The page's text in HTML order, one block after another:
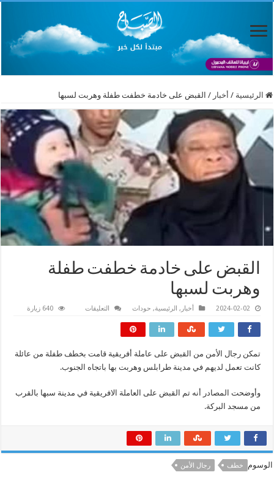
الرئيسية / أخبار / القبض على خادمة خطفت طفلة وهربت لسبها
القبض على خادمة خطفت طفلة
وهربت لسبها
2024-02-02 أخبار , الرئيسية, حوداث التعليقات
وهربت
لسبها
مغلقة
640 زيارة
تمكن رجال الأمن من القبض على عاملة أفريقية قامت بخطف طفلة من عائلة
كانت تعمل لديهم في مدينة طرابلس وهربت بها باتجاه الجنوب.
وأوضحت المصادر أنه تم القبض على العاملة الافريقية في مدينة سبها بالقرب
من مسجد البركة.
الوسوم خطف رجال الأمن